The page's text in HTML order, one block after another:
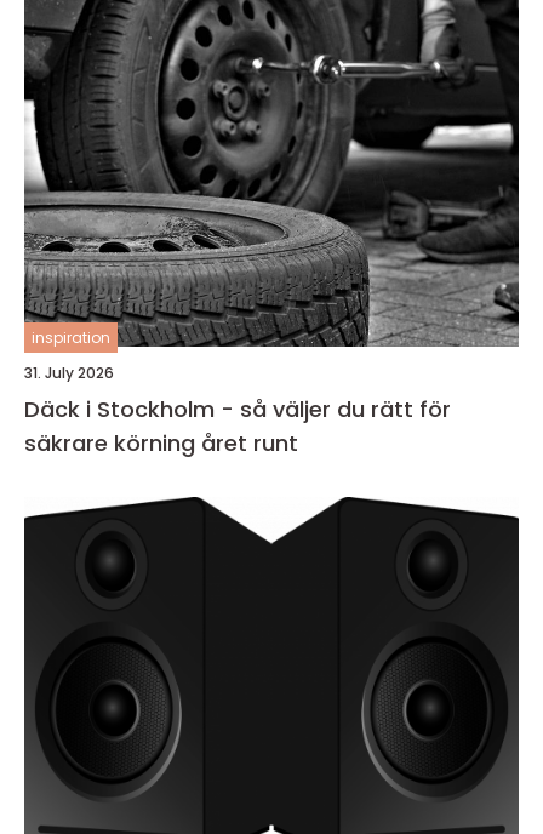
inspiration
31. July 2026
Däck i Stockholm - så väljer du rätt för
säkrare körning året runt